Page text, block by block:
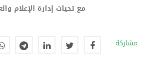
مع تحيات إدارة الإعلام
مشاركة :